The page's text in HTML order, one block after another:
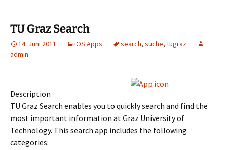
TU Graz Search
14. Juni 2011 iOS Apps search, suche, tugraz
admin
Description
TU Graz Search enables you to quickly search and find the
most important information at Graz University of
Technology. This search app includes the following
categories: